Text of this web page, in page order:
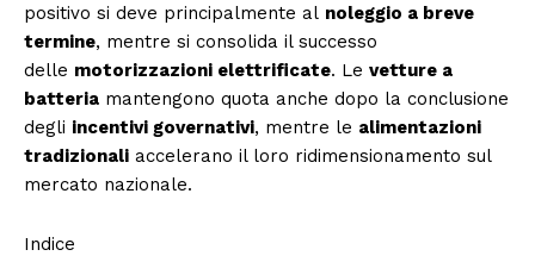
positivo si deve principalmente al noleggio a breve
termine, mentre si consolida il successo
delle motorizzazioni elettrificate. Le vetture a
batteria mantengono quota anche dopo la conclusione
degli incentivi governativi, mentre le alimentazioni
tradizionali accelerano il loro ridimensionamento sul
mercato nazionale.
Indice